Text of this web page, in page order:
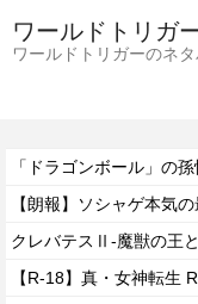
ワールドトリガ
ワールドトリガーのネ